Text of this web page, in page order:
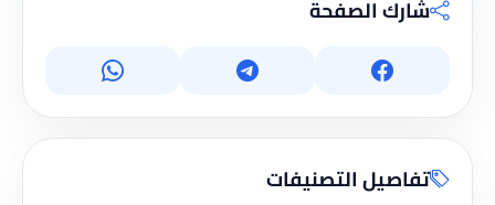
شارك الصفحة
تفاصيل التصنيفات